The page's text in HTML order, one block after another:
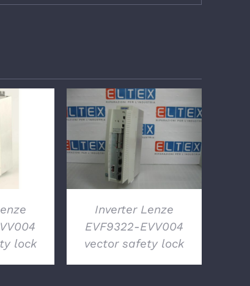
lock
DETTAGLI
Inverter Lenze
EVF9322-EVV004
vector safety lock